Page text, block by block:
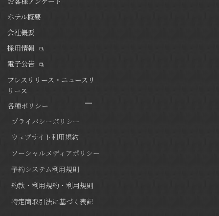
ホテル概要
会社概要
採用情報
電子公告
プレスリリース・ニュースリ
リース
各種ポリシー
プライバシーポリシー
ウェブサイト利用規約
ソーシャルメディアポリシー
予約システム利用規則
約款・利用規約・利用規則
特定商取引法に基づく表記